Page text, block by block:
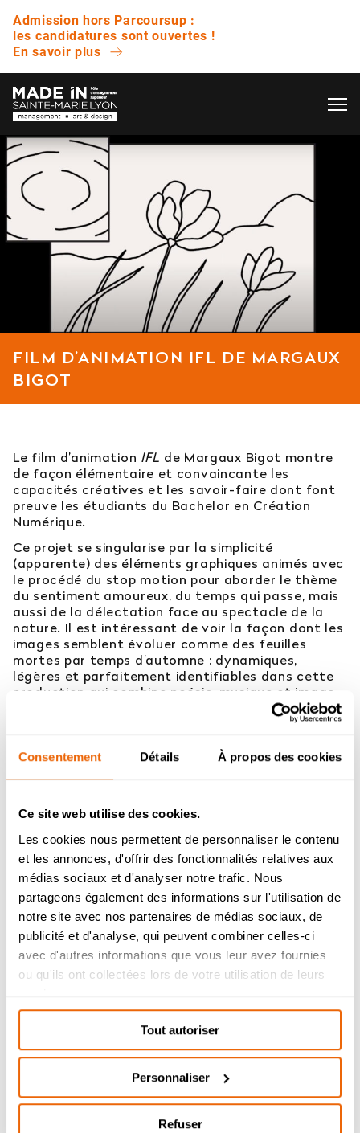
Consentement Détails À propos des cookies
Ce site web utilise des cookies.
Les cookies nous permettent de personnaliser le contenu
et les annonces, d'offrir des fonctionnalités relatives aux
médias sociaux et d'analyser notre trafic. Nous
partageons également des informations sur l'utilisation de
notre site avec nos partenaires de médias sociaux, de
publicité et d'analyse, qui peuvent combiner celles-ci
avec d'autres informations que vous leur avez fournies
ou qu'ils ont collectées lors de votre utilisation de leurs
Tout autoriser
Personnaliser
Refuser
Admission hors Parcoursup :
les candidatures sont ouvertes !
En savoir plus
L’ÉCOLE
VIE ÉTUDIANTE
NOS RÉSULTATS
FILM D’ANIMATION IFL DE MARGAUX
BIGOT
Le film d’animation IFL de Margaux Bigot montre
de façon élémentaire et convaincante les
capacités créatives et les savoir-faire dont font
preuve les étudiants du Bachelor en Création
Numérique.
Ce projet se singularise par la simplicité
(apparente) des éléments graphiques animés avec
le procédé du stop motion pour aborder le thème
du sentiment amoureux, du temps qui passe, mais
aussi de la délectation face au spectacle de la
nature. Il est intéressant de voir la façon dont les
images semblent évoluer comme des feuilles
mortes par temps d’automne : dynamiques,
légères et parfaitement identifiables dans cette
production qui combine poésie, musique et image
animée. Il faut dire que Margaux Bigot a travaillé
de façon totalement autonome, car elle est à
dessin, le texte du poème, l’univers sonore et bien
QUESTIONS FRÉQUENTES
Avez-vous des journées portes ouvertes ?
Quelle est la différence entre un bachelor et
une licence ?
Est-il possible d’intégrer l’école en 2e ou 3e
année ?
Afficher plus
Orientation : vous ne trouvez
pas votre réponse ?
Contactez notre service orientation
04 81 92 60 83
Admission 2026
Bachelor Management Innovation et
Humanités : reprise de l’étude des
dossiers de candidature à partir du 26
août.
Bachelor Design d’Espace et Prépa
étudiés durant l’été.